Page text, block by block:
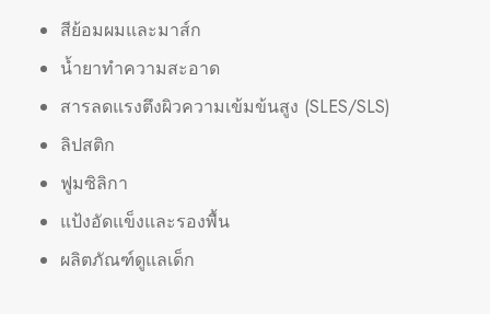
สีย้อมผมและมาส์ก
น้ำยาทำความสะอาด
สารลดแรงตึงผิวความเข้มข้นสูง (SLES/SLS)
ลิปสติก
ฟูมซิลิกา
แป้งอัดแข็งและรองพื้น
ผลิตภัณฑ์ดูแลเด็ก